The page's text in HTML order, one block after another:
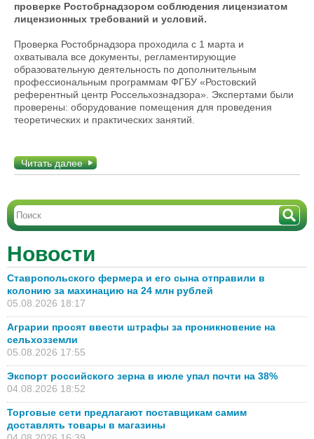
проверке Ростобрнадзором соблюдения лицензиатом
лицензионных требований и условий.
Проверка Ростобрнадзора проходила с 1 марта и
охватывала все документы, регламентирующие
образовательную деятельность по дополнительным
профессиональным программам ФГБУ «Ростовский
референтный центр Россельхознадзора».
Экспертами были
проверены: оборудование помещения для проведения
теоретических и практических занятий.
Читать далее
Новости
Ставропольского фермера и его сына отправили в
колонию за махинацию на 24 млн рублей
05.08.2026 18:17
Аграрии просят ввести штрафы за проникновение на
сельхозземли
05.08.2026 17:55
Экспорт российского зерна в июле упал почти на 38%
04.08.2026 18:52
Торговые сети предлагают поставщикам самим
доставлять товары в магазины